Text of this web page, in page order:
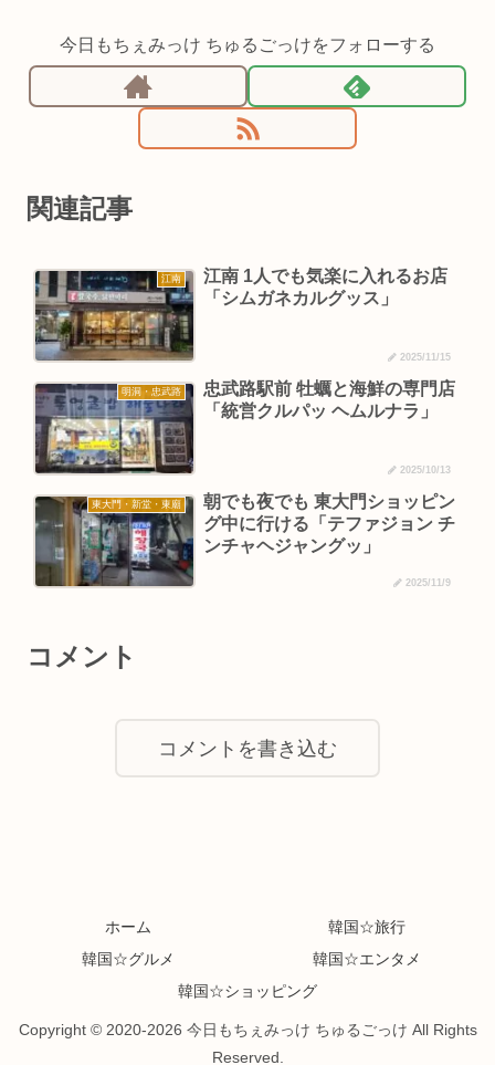
今日もちぇみっけ ちゅるごっけをフォローする
関連記事
江南
江南 1人でも気楽に入れるお店
「シムガネカルグッス」
2025/11/15
明洞・忠武路
忠武路駅前 牡蠣と海鮮の専門店
「統営クルパッ ヘムルナラ」
2025/10/13
東大門・新堂・東廟
朝でも夜でも 東大門ショッピン
グ中に行ける「テファジョン チ
ンチャヘジャングッ」
2025/11/9
コメント
コメントを書き込む
ホーム
韓国☆旅行
韓国☆グルメ
韓国☆エンタメ
韓国☆ショッピング
Copyright © 2020-2026 今日もちぇみっけ ちゅるごっけ All Rights
Reserved.